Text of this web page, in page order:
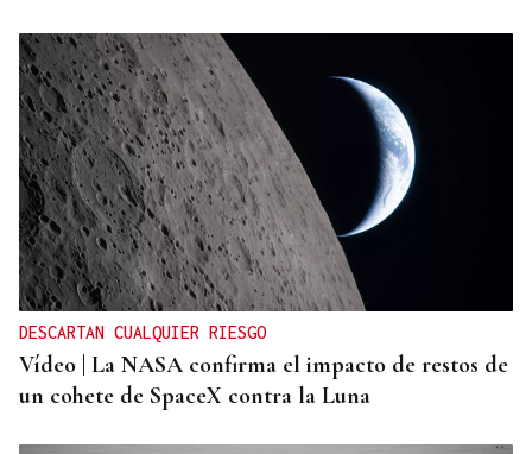
DESCARTAN CUALQUIER RIESGO
Vídeo | La NASA confirma el impacto de restos de
un cohete de SpaceX contra la Luna